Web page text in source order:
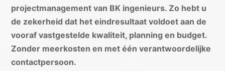
projectmanagement van BK ingenieurs. Zo hebt u
de zekerheid dat het eindresultaat voldoet aan de
vooraf vastgestelde kwaliteit, planning en budget.
Zonder meerkosten en met één verantwoordelijke
contactpersoon.